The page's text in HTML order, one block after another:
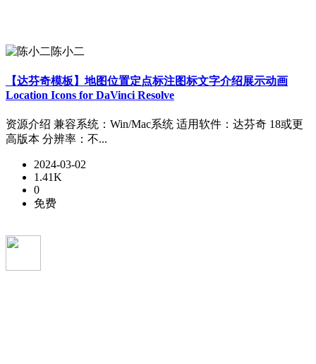
陈小二
【达芬奇模板】地图位置定点标注图标文字介绍展示动画
Location Icons for DaVinci Resolve
资源介绍 兼容系统：Win/Mac系统 适用软件：达芬奇 18或更
高版本 分辨率：不...
2024-03-02
1.41K
0
免费